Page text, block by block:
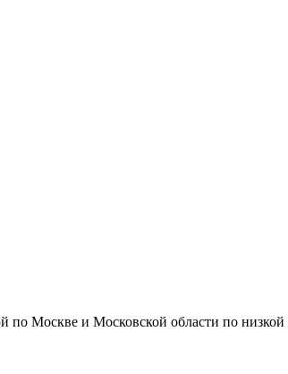
Москве и Московской области по